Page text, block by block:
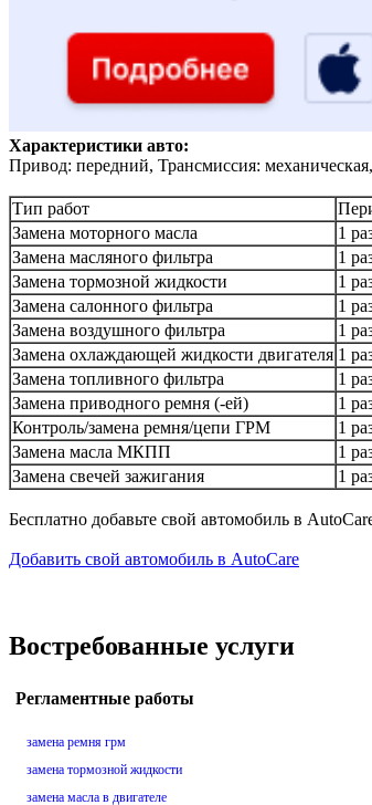
Характеристики авто:
Привод: передний, Трансмиссия:
Тип работ
Замена моторного масла
1
Замена масляного фильтра
1
Замена тормозной жидкости
1
Замена салонного фильтра
1
Замена воздушного фильтра
1
Замена охлаждающей жидкости двигателя 1
Замена топливного фильтра
1
Замена приводного ремня (-ей)
1
Контроль/замена ремня/цепи ГРМ
1
Замена масла МКПП
1
Замена свечей зажигания
1
Бесплатно добавьте свой автомобиль в
Добавить свой автомобиль в AutoCare
Востребованные услуги
Регламентные работы
замена ремня грм
замена тормозной жидкости
замена масла в двигателе